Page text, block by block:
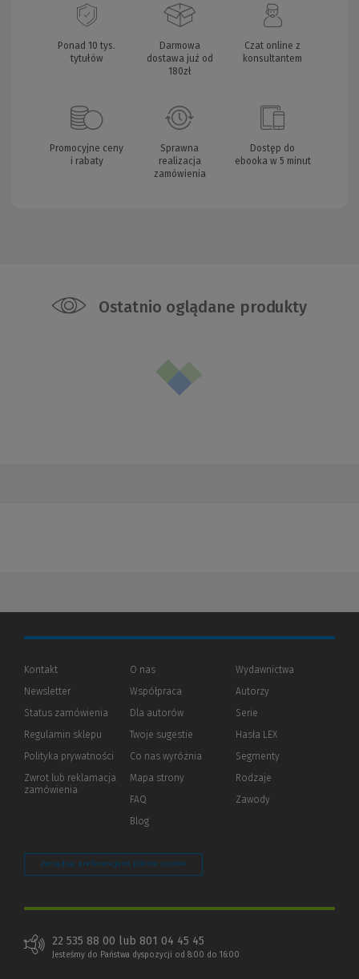
Ponad 10 tys.
tytułów
Darmowa
dostawa już od
180zł
Czat online z
konsultantem
Promocyjne ceny
i rabaty
Sprawna
realizacja
zamówienia
Dostęp do
ebooka w 5 minut
Ostatnio oglądane produkty
Kontakt
Newsletter
Status zamówienia
Regulamin sklepu
Polityka prywatności (Nowe
(Link
innej
Zwrot lub reklamacja
zamówienia
O nas
Współpraca
Dla autorów(Nowe
(Link
innej
Twoje sugestie
Co nas wyróżnia
Mapa strony
FAQ
Blog
Wydawnictwa
Autorzy
Serie
Hasła LEX
Segmenty
Rodzaje
Zawody
Zarządzaj preferencjami plików cookie
22 535 88 00 lub 801 04 45 45
Jesteśmy do Państwa dyspozycji od 8:00 do 16:00